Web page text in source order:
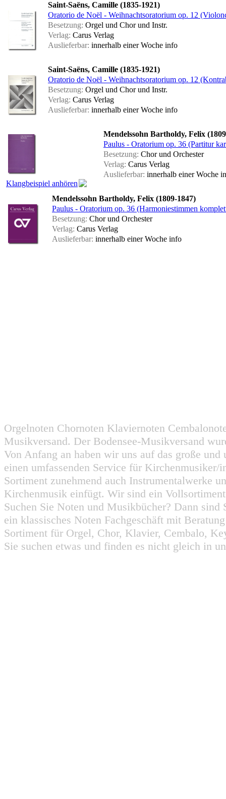
Saint-Saëns, Camille (1835-1921)
Oratorio de Noël - Weihnachtsoratorium op. 12
Besetzung: Orgel und Chor und Instr.
Verlag: Carus Verlag
Auslieferbar: innerhalb einer Woche info
Saint-Saëns, Camille (1835-1921)
Oratorio de Noël - Weihnachtsoratorium op. 12
Besetzung: Orgel und Chor und Instr.
Verlag: Carus Verlag
Auslieferbar: innerhalb einer Woche info
Klangbeispiel anhören
Mendelssohn Bartholdy, Felix
Paulus - Oratorium op. 36 (Partitur
Besetzung: Chor und Orchester
Verlag: Carus Verlag
Auslieferbar: innerhalb einer Woche
Mendelssohn Bartholdy, Felix (1809-1847)
Paulus - Oratorium op. 36 (Harmoniestimmen
Besetzung: Chor und Orchester
Verlag: Carus Verlag
Auslieferbar: innerhalb einer Woche info
Orgelnoten Chornoten Klaviernoten
Musikversand. Der Bodensee-Musikversand
Von Anfang an haben wir uns auf das große
einen umfassenden Service für
Sortiment zunehmend auch Instrumentalwerke
Kirchenmusik einfügt. Wir sind ein
Suchen Sie Noten und Musikbücher? Dann
ein klassisches Noten Fachgeschäft mit
Sortiment für Orgel, Chor, Klavier, Cembalo,
Sie suchen etwas und finden es nicht gleich in